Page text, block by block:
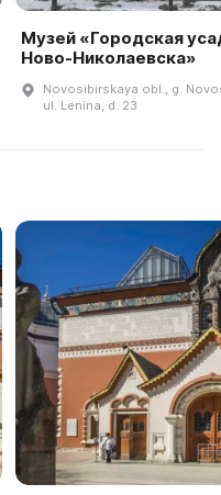
Музей «Городская
Ново-Николаевска»
Novosibirskaya obl., g.
ul. Lenina, d. 23